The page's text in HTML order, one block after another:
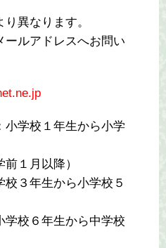
異なります。
ールアドレスへお問い
小学校１年生から小学
前１月以降）
校３年生から小学校５
学校６年生から中学校